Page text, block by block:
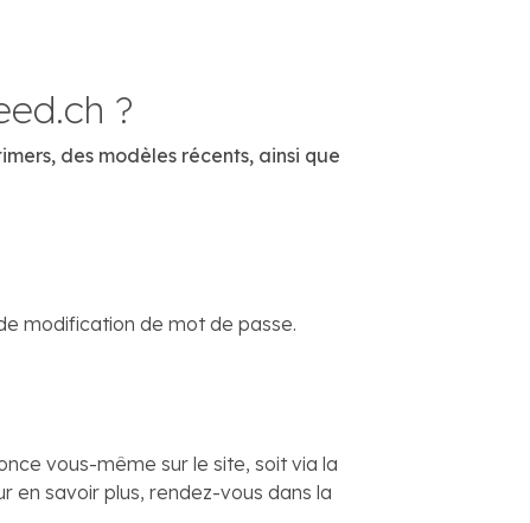
?
des modèles récents, ainsi que
modification de mot de passe.
vous-même sur le site, soit via la
en savoir plus, rendez-vous dans la